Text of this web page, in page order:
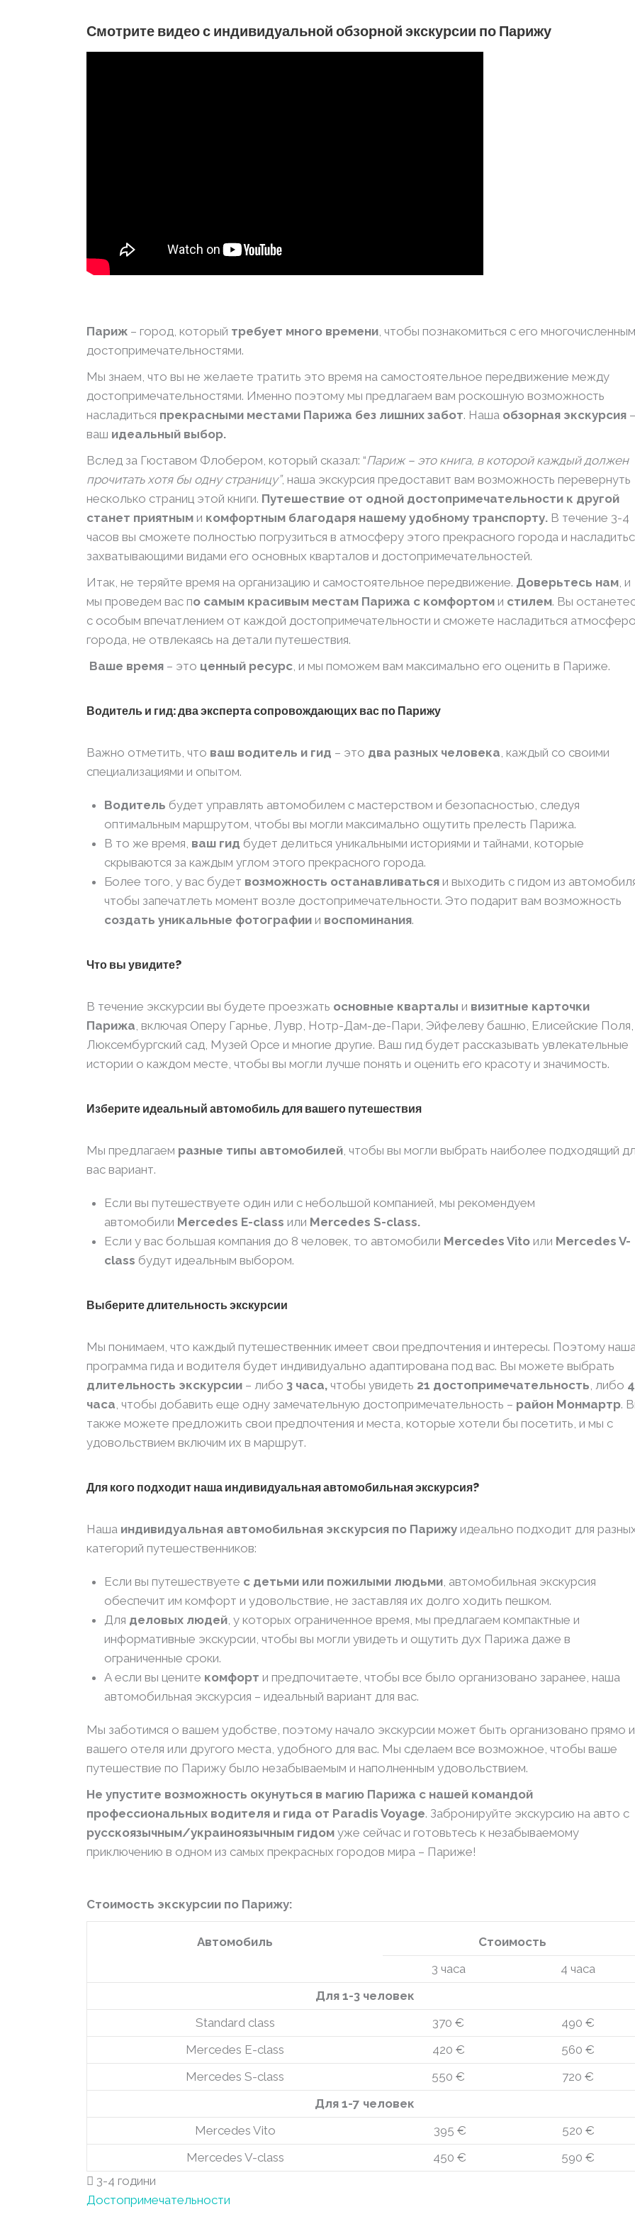
Смотрите видео с индивидуальной обзорной экскурсии по Парижу
Париж – город, который требует много времени, чтобы познакомиться с его
достопримечательностями.
Мы знаем, что вы не желаете тратить это время на самостоятельное передвижение между
достопримечательностями. Именно поэтому мы предлагаем вам роскошную возможность
насладиться прекрасными местами Парижа без лишних забот. Наша обзорная экскурсия –
ваш идеальный выбор.
Вслед за Гюставом Флобером, который сказал: “Париж – это книга, в которой каждый должен
прочитать хотя бы одну страницу”, наша экскурсия предоставит вам возможность перевернуть
несколько страниц этой книги. Путешествие от одной достопримечательности к другой
станет приятным и комфортным благодаря нашему удобному транспорту. В течение 3-4
часов вы сможете полностью погрузиться в атмосферу этого прекрасного города и
захватывающими видами его основных кварталов и достопримечательностей.
Итак, не теряйте время на организацию и самостоятельное передвижение. Доверьтесь нам, и
мы проведем вас по самым красивым местам Парижа с комфортом и стилем. Вы
с особым впечатлением от каждой достопримечательности и сможете насладиться
города, не отвлекаясь на детали путешествия.
Ваше время – это ценный ресурс, и мы поможем вам максимально его оценить в Париже.
Водитель и гид: два эксперта сопровождающих вас по Парижу
Важно отметить, что ваш водитель и гид – это два разных человека, каждый со своими
специализациями и опытом.
Водитель будет управлять автомобилем с мастерством и безопасностью, следуя
оптимальным маршрутом, чтобы вы могли максимально ощутить прелесть Парижа.
В то же время, ваш гид будет делиться уникальными историями и тайнами, которые
скрываются за каждым углом этого прекрасного города.
Более того, у вас будет возможность останавливаться и выходить с гидом из
чтобы запечатлеть момент возле достопримечательности. Это подарит вам возможность
создать уникальные фотографии и воспоминания.
Что вы увидите?
В течение экскурсии вы будете проезжать основные кварталы и визитные карточки
Парижа, включая Оперу Гарнье, Лувр, Нотр-Дам-де-Пари, Эйфелеву башню, Елисейские Поля,
Люксембургский сад, Музей Орсе и многие другие. Ваш гид будет рассказывать увлекательные
истории о каждом месте, чтобы вы могли лучше понять и оценить его красоту и значимость.
Изберите идеальный автомобиль для вашего путешествия
Мы предлагаем разные типы автомобилей, чтобы вы могли выбрать наиболее подходящий
вас вариант.
Если вы путешествуете один или с небольшой компанией, мы рекомендуем
автомобили Mercedes E-class или Mercedes S-class.
Если у вас большая компания до 8 человек, то автомобили Mercedes Vito или Mercedes V-
class будут идеальным выбором.
Выберите длительность экскурсии
Мы понимаем, что каждый путешественник имеет свои предпочтения и интересы. Поэтому
программа гида и водителя будет индивидуально адаптирована под вас. Вы можете выбрать
длительность экскурсии – либо 3 часа, чтобы увидеть 21 достопримечательность, либо 4
часа, чтобы добавить еще одну замечательную достопримечательность – район Монмартр.
также можете предложить свои предпочтения и места, которые хотели бы посетить, и мы с
удовольствием включим их в маршрут.
Для кого подходит наша индивидуальная автомобильная экскурсия?
Наша индивидуальная автомобильная экскурсия по Парижу идеально подходит для
категорий путешественников:
Если вы путешествуете с детьми или пожилыми людьми, автомобильная экскурсия
обеспечит им комфорт и удовольствие, не заставляя их долго ходить пешком.
Для деловых людей, у которых ограниченное время, мы предлагаем компактные и
информативные экскурсии, чтобы вы могли увидеть и ощутить дух Парижа даже в
ограниченные сроки.
А если вы цените комфорт и предпочитаете, чтобы все было организовано заранее, наша
автомобильная экскурсия – идеальный вариант для вас.
Мы заботимся о вашем удобстве, поэтому начало экскурсии может быть организовано прямо
вашего отеля или другого места, удобного для вас. Мы сделаем все возможное, чтобы ваше
путешествие по Парижу было незабываемым и наполненным удовольствием.
Не упустите возможность окунуться в магию Парижа с нашей командой
профессиональных водителя и гида от Paradis Voyage. Забронируйте экскурсию на авто с
русскоязычным/украиноязычным гидом уже сейчас и готовьтесь к незабываемому
приключению в одном из самых прекрасных городов мира – Париже!
Стоимость экскурсии по Парижу:
Автомобиль
Стоимость
3 часа
4 часа
Для 1-3 человек
Standard class
370 € 490 €
Mercedes E-сlass
420 € 560 €
Mercedes S-сlass
550 € 720 €
Для 1-7 человек
Mercedes Vito
395 €
520 €
Mercedes V-сlass
450 €
590 €
3-4 години
Достопримечательности